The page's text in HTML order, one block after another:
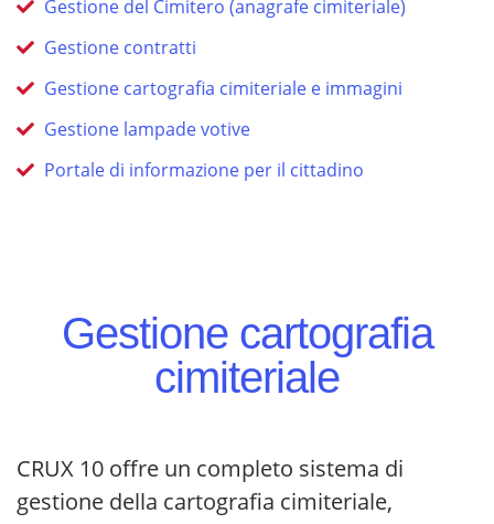
Gestione del Cimitero (anagrafe cimiteriale)
Gestione contratti
Gestione cartografia cimiteriale e immagini
Gestione lampade votive
Portale di informazione per il cittadino
Gestione cartografia
cimiteriale
CRUX 10 offre un completo sistema di
gestione della cartografia cimiteriale,